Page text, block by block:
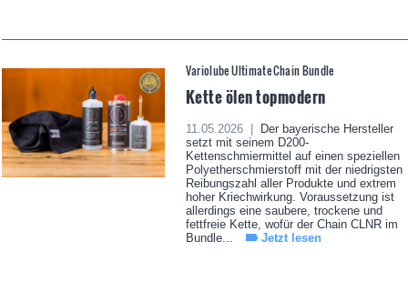
Variolube Ultimate Chain Bundle
Kette ölen topmodern
11.05.2026 |
Der bayerische Hersteller
setzt mit seinem D200-
Kettenschmiermittel auf einen speziellen
Polyetherschmierstoff mit der niedrigsten
Reibungszahl aller Produkte und extrem
hoher Kriechwirkung. Voraussetzung ist
allerdings eine saubere, trockene und
fettfreie Kette, wofür der Chain CLNR im
Bundle...
Jetzt lesen